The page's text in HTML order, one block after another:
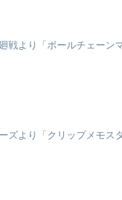
戦より「ボールチェーン
ズより「クリップメモス